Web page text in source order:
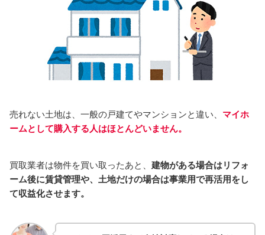
売れない土地は、一般の戸建てやマンションと違い、 マイホ
ームとして購入する人はほとんどいません。
買取業者は物件を買い取ったあと、 建物がある場合はリフォ
ーム後に賃貸管理や、土地だけの場合は事業用で再活用をし
て収益化させます。